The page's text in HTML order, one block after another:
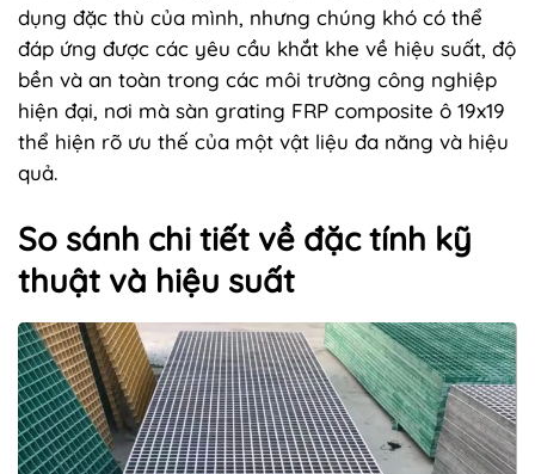
dụng đặc thù của mình, nhưng chúng khó có thể
đáp ứng được các yêu cầu khắt khe về hiệu suất, độ
bền và an toàn trong các môi trường công nghiệp
hiện đại, nơi mà sàn grating FRP composite ô 19x19
thể hiện rõ ưu thế của một vật liệu đa năng và hiệu
quả.
So sánh chi tiết về đặc tính kỹ
thuật và hiệu suất